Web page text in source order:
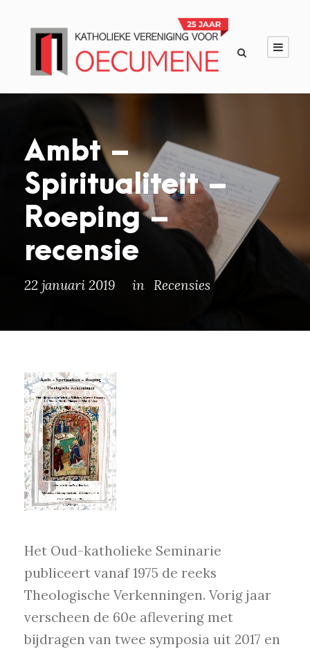
Ambt –
Spiritualiteit –
Roeping –
recensie
22 januari 2019 in Recensies
Het Oud-katholieke Seminarie
publiceert vanaf 1975 de reeks
Theologische Verkenningen. Vorig jaar
verscheen de 60e aflevering met
bijdragen van twee symposia uit 2017 en